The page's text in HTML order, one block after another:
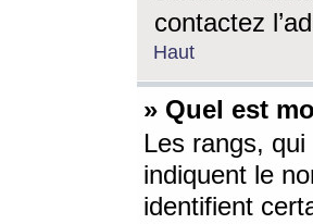
contactez
Haut
» Quel est
Les rangs,
indiquent le
identifient